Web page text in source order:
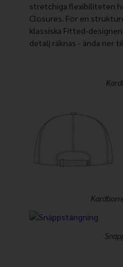
stretchiga flexibiliteten
Closures. För en
klassiska Fitted-
detalj räknas - ända ner